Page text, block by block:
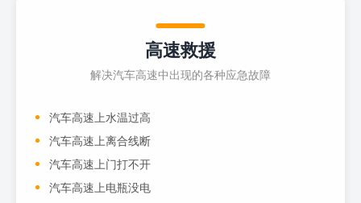
高速救援
解决汽车高速中出现的各种应急故障
汽车高速上水温过高
汽车高速上离合线断
汽车高速上门打不开
汽车高速上电瓶没电